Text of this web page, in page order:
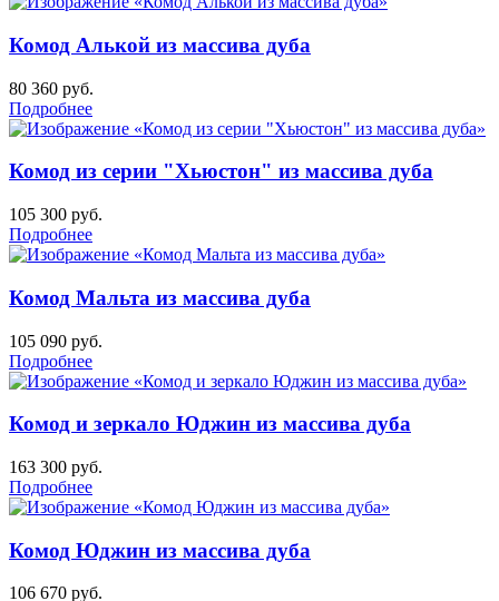
Комод Алькой из массива дуба
80 360 руб.
Подробнее
Комод из серии "Хьюстон" из массива дуба
105 300 руб.
Подробнее
Комод Мальта из массива дуба
105 090 руб.
Подробнее
Комод и зеркало Юджин из массива дуба
163 300 руб.
Подробнее
Комод Юджин из массива дуба
106 670 руб.